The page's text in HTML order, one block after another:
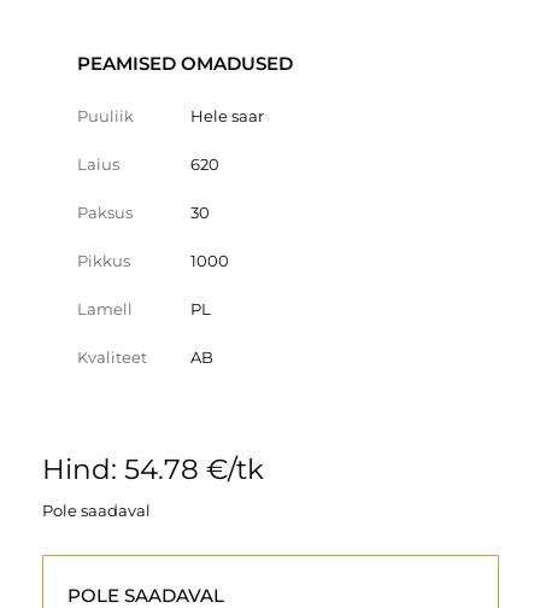
PEAMISED OMADUSED
Puuliik Hele saar
Laius 620
Paksus 30
Pikkus 1000
Lamell PL
Kvaliteet AB
Hind: 54.78 €/tk
Pole saadaval
POLE SAADAVAL